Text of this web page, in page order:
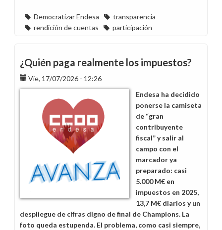
Democratizar Endesa
transparencia
rendición de cuentas
participación
¿Quién paga realmente los impuestos?
Vie, 17/07/2026 - 12:26
Endesa ha decidido
ponerse la camiseta
de “gran
contribuyente
fiscal” y salir al
campo con el
marcador ya
preparado: casi
5.000 M€ en
impuestos en 2025,
13,7 M€ diarios y un
despliegue de cifras digno de final de Champions. La
foto queda estupenda. El problema, como casi siempre,